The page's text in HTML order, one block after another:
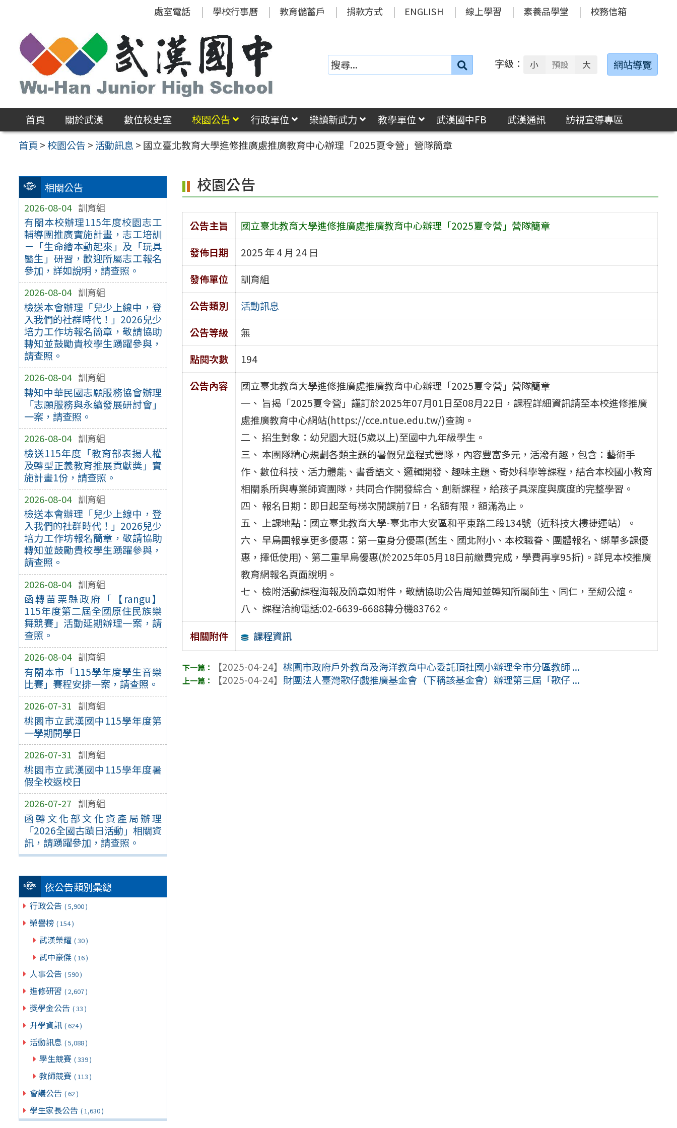
區
處室電話 學校行事曆 教育儲蓄戶 捐款方式 ENGLISH 線上學習 素養品學堂 校務信箱
搜
字級： 小 預設 大 網站導覽
首頁 關於武漢 數位校史室 校園公告 行政單位 樂讀新武力 教學單位 武漢國中FB 武漢通訊
訪視宣導專區
首頁 >校園公告 > 活動訊息 > 國立臺北教育大學進修推廣處推廣教育中心辦理「2025夏令營」營隊簡章
相關公告
2026-08-04 訓育組
有關本校辦理115年度校園志工
輔導團推廣實施計畫，志工培訓
－「生命繪本動起來」及「玩具
醫生」研習，歡迎所屬志工報名
參加，詳如說明，請查照。
2026-08-04 訓育組
檢送本會辦理「兒少上線中，登
入我們的社群時代！」2026兒少
培力工作坊報名簡章，敬請協助
轉知並鼓勵貴校學生踴躍參與，
請查照。
2026-08-04 訓育組
轉知中華民國志願服務協會辦理
「志願服務與永續發展研討會」
一案，請查照。
2026-08-04 訓育組
檢送115年度「教育部表揚人權
及轉型正義教育推展貢獻獎」實
施計畫1份，請查照。
2026-08-04 訓育組
檢送本會辦理「兒少上線中，登
入我們的社群時代！」2026兒少
培力工作坊報名簡章，敬請協助
轉知並鼓勵貴校學生踴躍參與，
請查照。
2026-08-04 訓育組
函轉苗栗縣政府「【rangu】
115年度第二屆全國原住民族樂
舞競賽」活動延期辦理一案，請
查照。
2026-08-04 訓育組
有關本市「115學年度學生音樂
比賽」賽程安排一案，請查照。
2026-07-31 訓育組
桃園市立武漢國中115學年度第
一學期開學日
2026-07-31 訓育組
桃園市立武漢國中115學年度暑
假全校返校日
2026-07-27 訓育組
函轉文化部文化資產局辦理
「2026全國古蹟日活動」相關資
訊，請踴躍參加，請查照。
依公告類別彙總
行政公告 ( 5,900 )
榮譽榜 ( 154 )
武漢榮耀 ( 30 )
武中豪傑 ( 16 )
人事公告 ( 590 )
進修研習 ( 2,607 )
獎學金公告 ( 33 )
升學資訊 ( 624 )
活動訊息 ( 5,088 )
學生競賽 ( 339 )
教師競賽 ( 113 )
會議公告 ( 62 )
學生家長公告 ( 1,630 )
校園公告
公告主旨
國立臺北教育大學進修推廣處推廣教育中心辦理「2025夏令營」營隊簡章
發佈日期
2025 年 4 月 24 日
發佈單位
訓育組
公告類別
活動訊息
公告等級
無
點閱次數
194
公告內容
國立臺北教育大學進修推廣處推廣教育中心辦理「2025夏令營」營隊簡章
一、 旨揭「2025夏令營」謹訂於2025年07月01日至08月22日，課程詳細資訊請至本校進修推廣
處推廣教育中心網站(https://cce.ntue.edu.tw/)查詢。
二、 招生對象：幼兒園大班(5歲以上)至國中九年級學生。
三、 本團隊精心規劃各類主題的暑假兒童程式營隊，內容豐富多元，活潑有趣，包含：藝術手
作、數位科技、活力體能、書香語文、邏輯開發、趣味主題、奇妙科學等課程，結合本校國小教育
相關系所與專業師資團隊，共同合作開發綜合、創新課程，給孩子具深度與廣度的完整學習。
四、 報名日期：即日起至每梯次開課前7日，名額有限，額滿為止。
五、 上課地點：國立臺北教育大學-臺北市大安區和平東路二段134號（近科技大樓捷運站）。
六、 早鳥團報享更多優惠：第一重身分優惠(舊生、國北附小、本校職眷、團體報名、綁單多課優
惠，擇低使用)、第二重早鳥優惠(於2025年05月18日前繳費完成，學費再享95折)。詳見本校推廣
教育網報名頁面說明。
七、 檢附活動課程海報及簡章如附件，敬請協助公告周知並轉知所屬師生、同仁，至紉公誼。
八、 課程洽詢電話:02-6639-6688轉分機83762。
相關附件
課程資訊
【2025-04-24】桃園市政府戶外教育及海洋教育中心委託頂社國小辦理全市分區教師 ...
【2025-04-24】 財團法人臺灣歌仔戲推廣基金會（下稱該基金會）辦理第三屆「歌仔 ...